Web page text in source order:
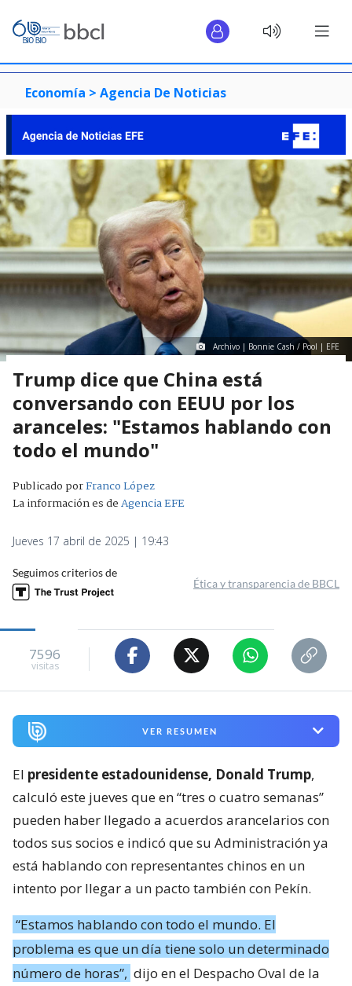
Economía > Agencia De Noticias
Archivo | Bonnie Cash / Pool | EFE
Trump dice que China está
conversando con EEUU por los
aranceles: "Estamos hablando con
todo el mundo"
Publicado porFranco López
La información es deAgencia EFE
Jueves 17 abril de 2025 | 19:43
Seguimos criterios de
Ética y transparencia de BBCL
7596
visitas
VER RESUMEN
El presidente estadounidense, Donald Trump,
calculó este jueves que en “tres o cuatro semanas”
pueden haber llegado a acuerdos arancelarios con
todos sus socios e indicó que su Administración ya
está hablando con representantes chinos en un
intento por llegar a un pacto también con Pekín.
“Estamos hablando con todo el mundo. El
problema es que un día tiene solo un determinado
número de horas”, dijo en el Despacho Oval de la